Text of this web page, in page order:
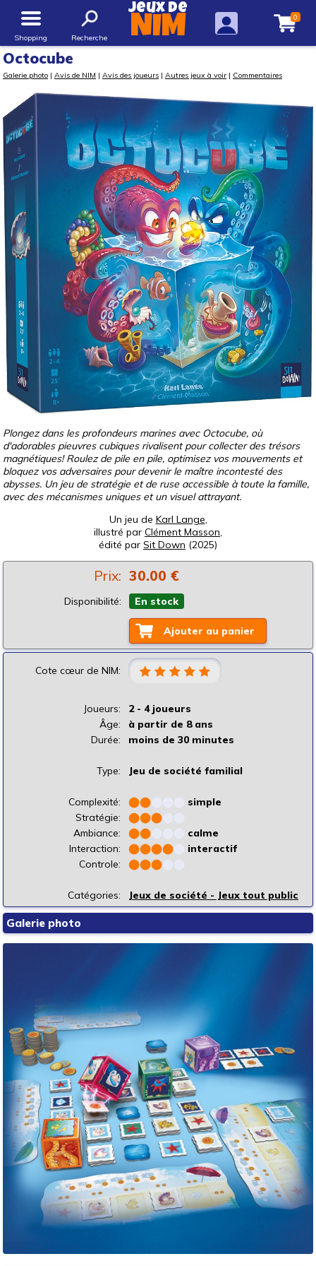
Shopping Recherche
Jeux de
NIM 0
Octocube
Galerie photo | Avis de NIM | Avis des joueurs | Autres jeux à voir | Commentaires
Plongez dans les profondeurs marines avec Octocube, où
d'adorables pieuvres cubiques rivalisent pour collecter des trésors
magnétiques! Roulez de pile en pile, optimisez vos mouvements et
bloquez vos adversaires pour devenir le maître incontesté des
abysses. Un jeu de stratégie et de ruse accessible à toute la famille,
avec des mécanismes uniques et un visuel attrayant.
Un jeu de Karl Lange,
illustré par Clément Masson,
édité par Sit Down (2025)
Prix: 30.00 €
Disponibilité: En stock
Ajouter au panier
Cote cœur de NIM:
Joueurs:
2 - 4 joueurs
Âge:
à partir de 8 ans
Durée:
moins de 30 minutes
Type: Jeu de société familial
Complexité: ⬤⬤
simple
Stratégie:
⬤⬤⬤
Ambiance:
⬤⬤
calme
Interaction:
⬤⬤⬤⬤
interactif
Controle:
⬤⬤⬤
Catégories: Jeux de société - Jeux tout public
Galerie photo